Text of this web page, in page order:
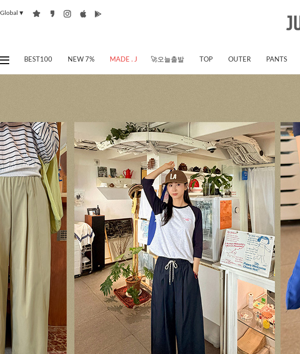
Global ▼
BEST100 NEW 7% MADE . J 🚀오늘출발 TOP OUTER PANTS